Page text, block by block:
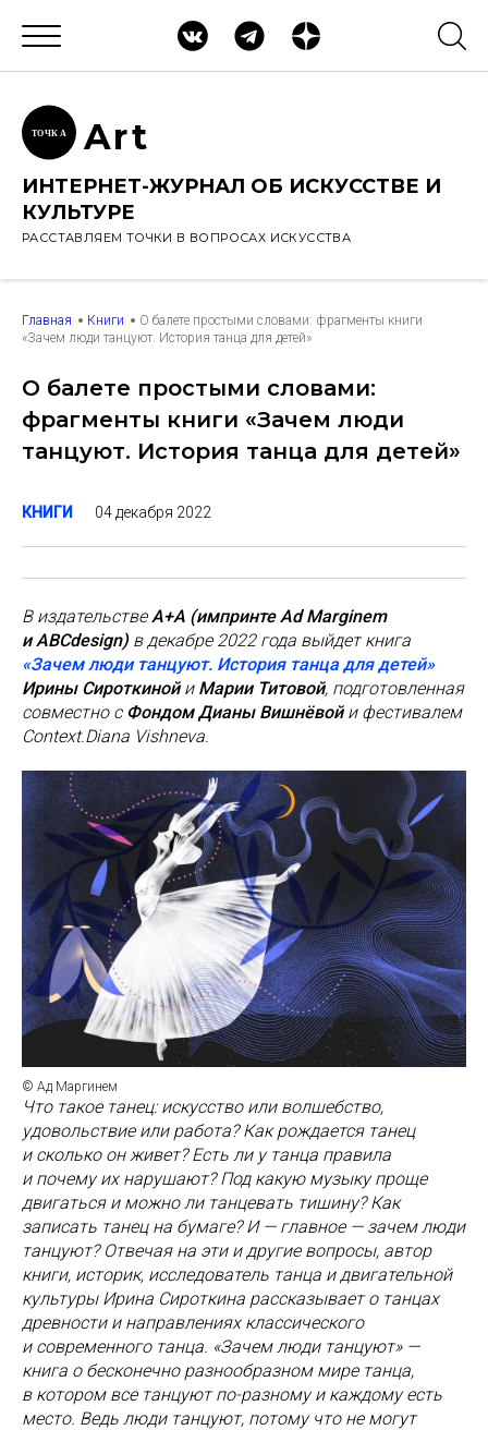
ТОЧК А Art
ИНТЕРНЕТ-ЖУРНАЛ ОБ ИСКУССТВЕ И
КУЛЬТУРЕ
РАССТАВЛЯЕМ ТОЧКИ В ВОПРОСАХ ИСКУССТВА
Главная Книги
О балете простыми словами: фрагменты книги
«Зачем люди танцуют. История танца для детей»
О балете простыми словами:
фрагменты книги «Зачем люди
танцуют. История танца для детей»
КНИГИ 04 декабря 2022
В издательствеА+А (импринте Ad Marginem
и ABCdesign)в декабре 2022 года выйдет книга
«Зачем люди танцуют. История танца для детей»
Ирины Сироткиной и Марии Титовой, подготовленная
совместно с Фондом Дианы Вишнёвойи фестивалем
Context.Diana Vishneva.
© Ад Маргинем
Что такое танец: искусство или волшебство,
удовольствие или работа? Как рождается танец
и сколько он живет? Есть ли у танца правила
и почему их нарушают? Под какую музыку проще
двигаться и можно ли танцевать тишину? Как
записать танец на бумаге? И — главное — зачем люди
танцуют? Отвечая на эти и другие вопросы, автор
книги, историк, исследователь танца и двигательной
культуры Ирина Сироткина рассказывает о танцах
древности и направлениях классического
и современного танца. «Зачем люди танцуют» —
книга о бесконечно разнообразном мире танца,
в котором все танцуют по-разному и каждому есть
место. Ведь люди танцуют, потому что не могут